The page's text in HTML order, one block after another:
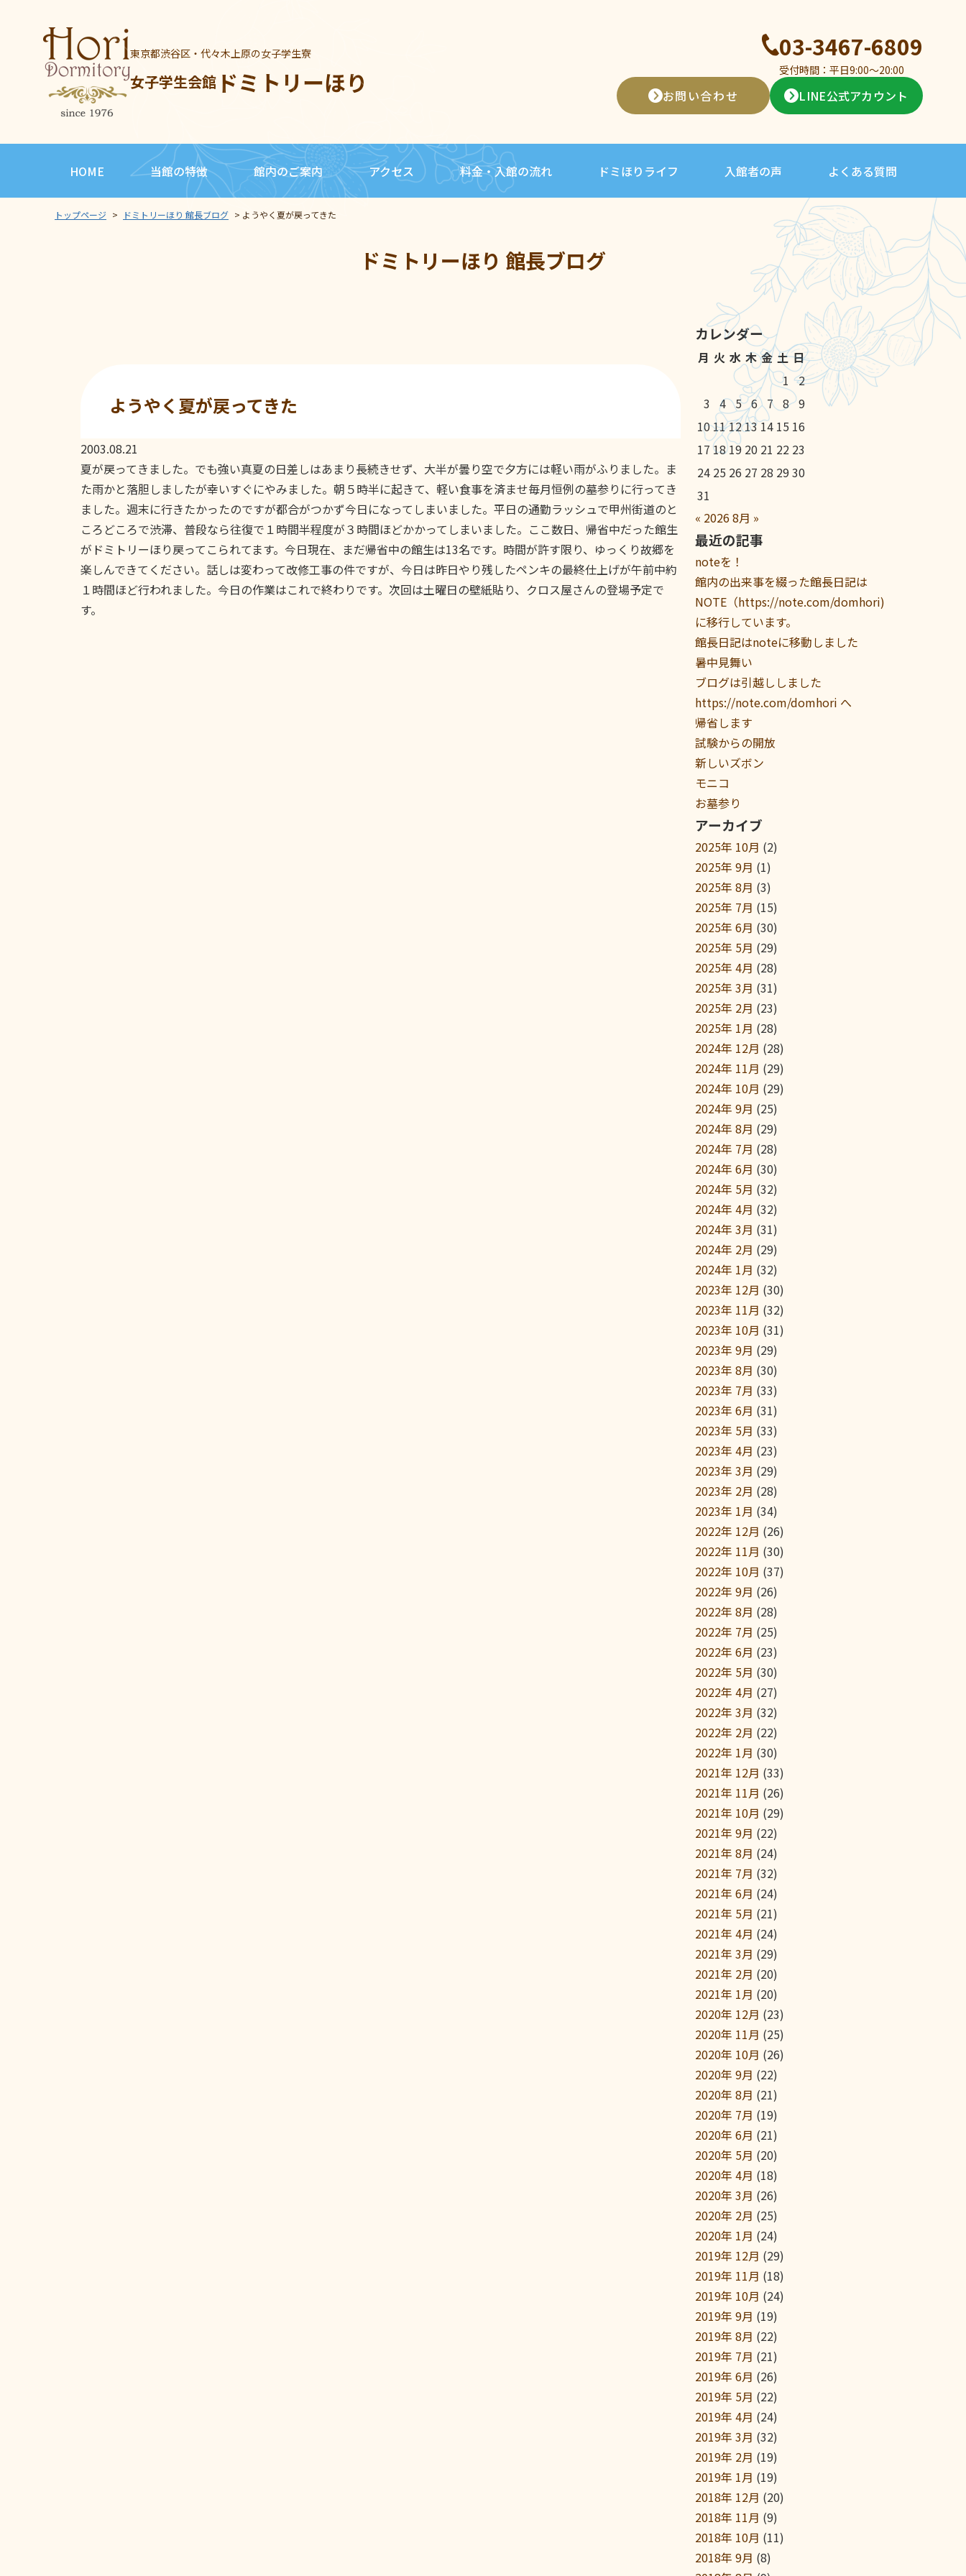
東京都渋谷区・代々木上原の女子学生寮
女子学生会館 ドミトリーほり
03-3467-6809
受付時間：平日9:00〜20:00
お問い合わせ LINE公式アカウント
HOME 当館の特徴 館内のご案内 アクセス 料金・入館の流れ ドミほりライフ 入館者の声 よくある質問
トップページ > ドミトリーほり 館長ブログ > ようやく夏が戻ってきた
ドミトリーほり 館長ブログ
ようやく夏が戻ってきた
2003.08.21
夏が戻ってきました。でも強い真夏の日差しはあまり長続きせず、大半が曇り空で夕方には軽い雨がふりました。ま
た雨かと落胆しましたが幸いすぐにやみました。朝５時半に起きて、軽い食事を済ませ毎月恒例の墓参りに行ってき
ました。週末に行きたかったのですが都合がつかず今日になってしまいました。平日の通勤ラッシュで甲州街道のと
ころどころで渋滞、普段なら往復で１時間半程度が３時間ほどかかってしまいました。ここ数日、帰省中だった館生
がドミトリーほり戻ってこられてます。今日現在、まだ帰省中の館生は13名です。時間が許す限り、ゆっくり故郷を
楽しんできてください。話しは変わって改修工事の件ですが、今日は昨日やり残したペンキの最終仕上げが午前中約
１時間ほど行われました。今日の作業はこれで終わりです。次回は土曜日の壁紙貼り、クロス屋さんの登場予定で
す。
カレンダー
月 火 水 木 金 土 日
1
2
3 4 5 6 7 8 9
1011121314 15 16
17 18 19 20 21 22 23
24 25 26 27 28 2930
31
« 20268月 »
最近の記事
noteを！
館内の出来事を綴った館長日記は
NOTE（https://note.com/domhori)
に移行しています。
館長日記はnoteに移動しました
暑中見舞い
ブログは引越ししました
https://note.com/domhori へ
帰省します
試験からの開放
新しいズボン
モニコ
お墓参り
アーカイブ
2025年 10月 (2)
2025年 9月 (1)
2025年 8月 (3)
2025年 7月 (15)
2025年 6月 (30)
2025年 5月 (29)
2025年 4月 (28)
2025年 3月 (31)
2025年 2月 (23)
2025年 1月 (28)
2024年 12月 (28)
2024年 11月 (29)
2024年 10月 (29)
2024年 9月 (25)
2024年 8月 (29)
2024年 7月 (28)
2024年 6月 (30)
2024年 5月 (32)
2024年 4月 (32)
2024年 3月 (31)
2024年 2月 (29)
2024年 1月 (32)
2023年 12月 (30)
2023年 11月 (32)
2023年 10月 (31)
2023年 9月 (29)
2023年 8月 (30)
2023年 7月 (33)
2023年 6月 (31)
2023年 5月 (33)
2023年 4月 (23)
2023年 3月 (29)
2023年 2月 (28)
2023年 1月 (34)
2022年 12月 (26)
2022年 11月 (30)
2022年 10月 (37)
2022年 9月 (26)
2022年 8月 (28)
2022年 7月 (25)
2022年 6月 (23)
2022年 5月 (30)
2022年 4月 (27)
2022年 3月 (32)
2022年 2月 (22)
2022年 1月 (30)
2021年 12月 (33)
2021年 11月 (26)
2021年 10月 (29)
2021年 9月 (22)
2021年 8月 (24)
2021年 7月 (32)
2021年 6月 (24)
2021年 5月 (21)
2021年 4月 (24)
2021年 3月 (29)
2021年 2月 (20)
2021年 1月 (20)
2020年 12月 (23)
2020年 11月 (25)
2020年 10月 (26)
2020年 9月 (22)
2020年 8月 (21)
2020年 7月 (19)
2020年 6月 (21)
2020年 5月 (20)
2020年 4月 (18)
2020年 3月 (26)
2020年 2月 (25)
2020年 1月 (24)
2019年 12月 (29)
2019年 11月 (18)
2019年 10月 (24)
2019年 9月 (19)
2019年 8月 (22)
2019年 7月 (21)
2019年 6月 (26)
2019年 5月 (22)
2019年 4月 (24)
2019年 3月 (32)
2019年 2月 (19)
2019年 1月 (19)
2018年 12月 (20)
2018年 11月 (9)
2018年 10月 (11)
2018年 9月 (8)